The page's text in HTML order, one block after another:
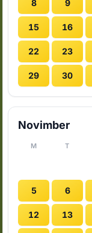
8 9
15 16
22 23
29 30
Novimber
M T
5 6
12 13